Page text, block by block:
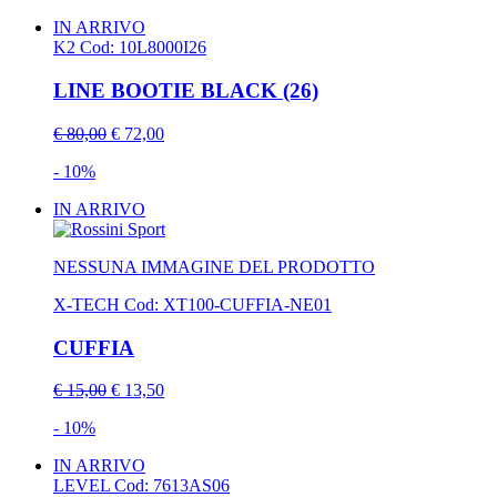
IN ARRIVO
K2 Cod: 10L8000I26
LINE BOOTIE BLACK (26)
€ 80,00 € 72,00
- 10%
IN ARRIVO
NESSUNA IMMAGINE DEL PRODOTTO
X-TECH Cod: XT100-CUFFIA-NE01
CUFFIA
€ 15,00 € 13,50
- 10%
IN ARRIVO
LEVEL Cod: 7613AS06